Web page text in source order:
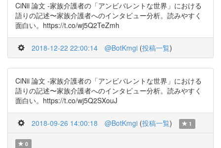
CiNii 論文 -家族介護者の「アンビバレントな世界」における
語りの記述〜家族介護者へのインタビュー分析。読みやすく
面白い。https://t.co/wj5Q2TeZmh
2018-12-22 22:00:14 @BotKmgi (投稿一覧)
CiNii 論文 -家族介護者の「アンビバレントな世界」における
語りの記述〜家族介護者へのインタビュー分析。読みやすく
面白い。https://t.co/wj5Q2SXouJ
2018-09-26 14:00:18 @BotKmgi (投稿一覧) 1
0